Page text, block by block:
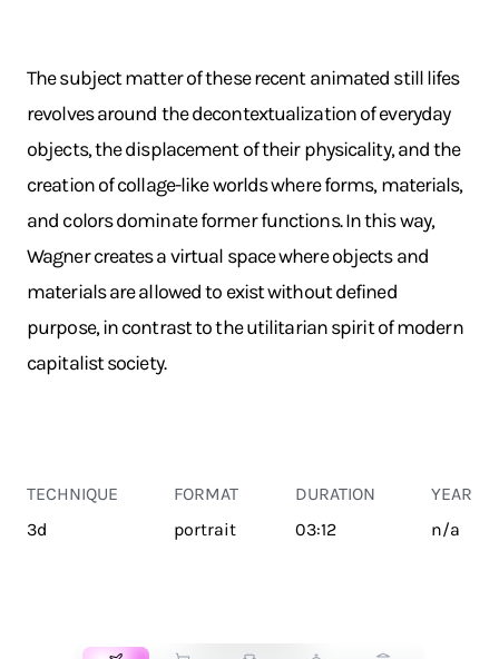
The subject matter of these recent animated still lifes
revolves around the decontextualization of everyday
objects, the displacement of their physicality, and the
creation of collage-like worlds where forms, materials,
and colors dominate former functions. In this way,
Wagner creates a virtual space where objects and
materials are allowed to exist without defined
purpose, in contrast to the utilitarian spirit of modern
capitalist society.
TECHNIQUE
3d
FORMAT
portrait
DURATION
03:12
YEAR
n/a